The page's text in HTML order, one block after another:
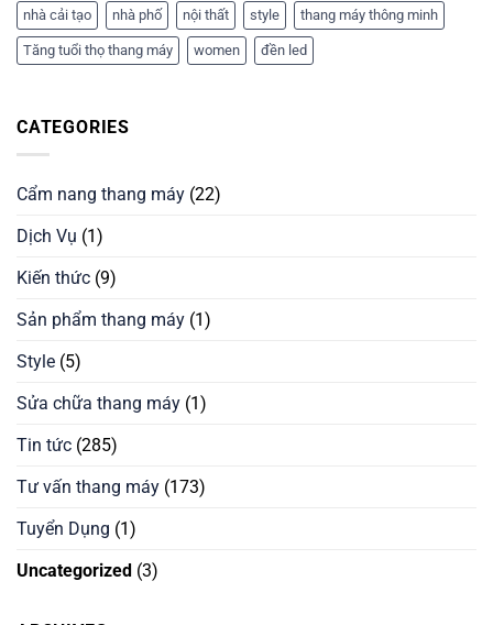
nhà cải tạo nhà phố nội thất style thang máy thông minh
Tăng tuổi thọ thang máy women đền led
CATEGORIES
Cẩm nang thang máy (22)
Dịch Vụ (1)
Kiến thức (9)
Sản phẩm thang máy (1)
Style (5)
Sửa chữa thang máy (1)
Tin tức (285)
Tư vấn thang máy (173)
Tuyển Dụng (1)
Uncategorized (3)